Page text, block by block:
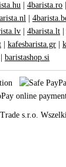
4barista.ro
4barista.lt
kafesbarista.gr
baristashop.si
s.r.o.